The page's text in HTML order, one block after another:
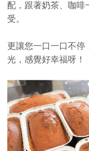
配，跟著奶茶、咖啡
受。
更讓您一口一口不停
光，感覺好幸福呀！